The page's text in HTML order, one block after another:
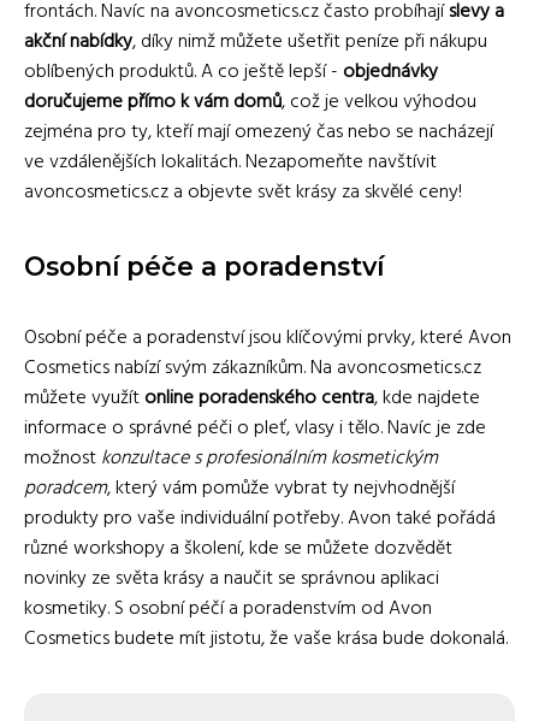
frontách. Navíc na avoncosmetics.cz často probíhajíslevy a
akční nabídky, díky nimž můžete ušetřit peníze při nákupu
oblíbených produktů. A co ještě lepší - objednávky
doručujeme přímo k vám domů, což je velkou výhodou
zejména pro ty, kteří mají omezený čas nebo se nacházejí
ve vzdálenějších lokalitách. Nezapomeňte navštívit
avoncosmetics.cz a objevte svět krásy za skvělé ceny!
Osobní péče a poradenství
Osobní péče a poradenství jsou klíčovými prvky, které Avon
Cosmetics nabízí svým zákazníkům. Na avoncosmetics.cz
můžete využítonline poradenského centra, kde najdete
informace o správné péči o pleť, vlasy i tělo. Navíc je zde
možnostkonzultace s profesionálním kosmetickým
poradcem, který vám pomůže vybrat ty nejvhodnější
produkty pro vaše individuální potřeby. Avon také pořádá
různé workshopy a školení, kde se můžete dozvědět
novinky ze světa krásy a naučit se správnou aplikaci
kosmetiky. S osobní péčí a poradenstvím od Avon
Cosmetics budete mít jistotu, že vaše krása bude dokonalá.